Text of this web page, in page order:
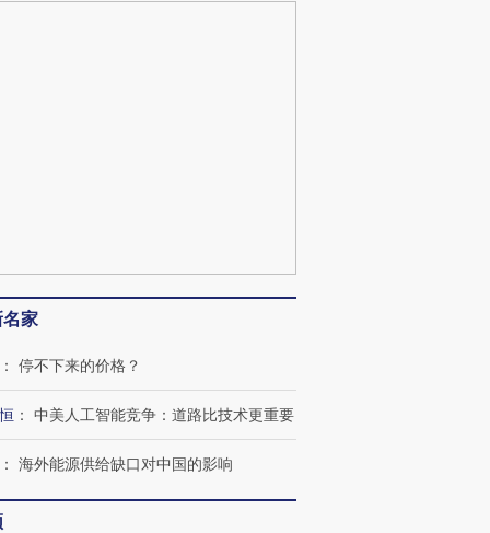
家
： 停不下来的价格？
： 中美人工智能竞争：道路比技术更重要
： 海外能源供给缺口对中国的影响